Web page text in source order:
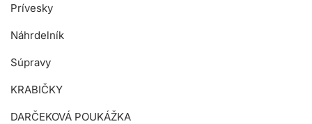
Prívesky
Náhrdelník
Súpravy
KRABIČKY
DARČEKOVÁ POUKÁŽKA